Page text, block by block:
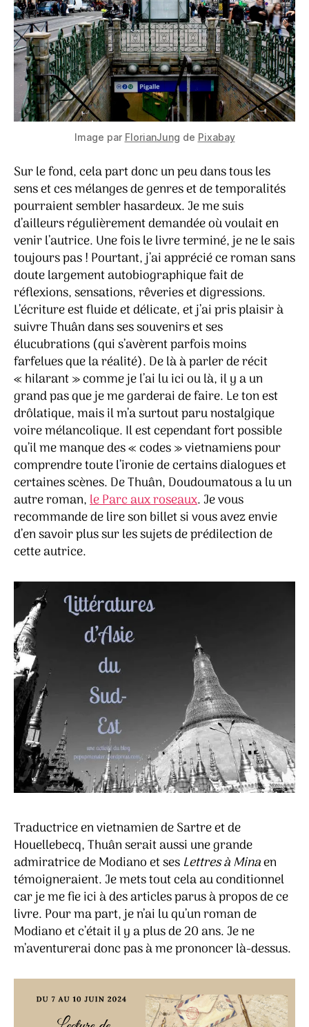
Image par FlorianJung de Pixabay
Sur le fond, cela part donc un peu dans tous les
sens et ces mélanges de genres et de temporalités
pourraient sembler hasardeux. Je me suis
d’ailleurs régulièrement demandée où voulait en
venir l’autrice. Une fois le livre terminé, je ne le sais
toujours pas ! Pourtant, j’ai apprécié ce roman sans
doute largement autobiographique fait de
réflexions, sensations, rêveries et digressions.
L’écriture est fluide et délicate, et j’ai pris plaisir à
suivre Thuân dans ses souvenirs et ses
élucubrations (qui s’avèrent parfois moins
farfelues que la réalité). De là à parler de récit
« hilarant » comme je l’ai lu ici ou là, il y a un
grand pas que je me garderai de faire. Le ton est
drôlatique, mais il m’a surtout paru nostalgique
voire mélancolique. Il est cependant fort possible
qu’il me manque des « codes » vietnamiens pour
comprendre toute l’ironie de certains dialogues et
certaines scènes. De Thuân, Doudoumatous a lu un
autre roman,le Parc aux roseaux. Je vous
recommande de lire son billet si vous avez envie
d’en savoir plus sur les sujets de prédilection de
cette autrice.
Traductrice en vietnamien de Sartre et de
Houellebecq, Thuân serait aussi une grande
admiratrice de Modiano et ses Lettres à Minaen
témoigneraient. Je mets tout cela au conditionnel
car je me fie ici à des articles parus à propos de ce
livre. Pour ma part, je n’ai lu qu’un roman de
Modiano et c’était il y a plus de 20 ans. Je ne
m’aventurerai donc pas à me prononcer là-dessus.